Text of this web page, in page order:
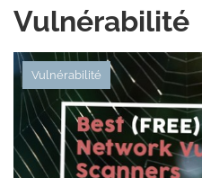
Vulnérabilité
Vulnérabilité